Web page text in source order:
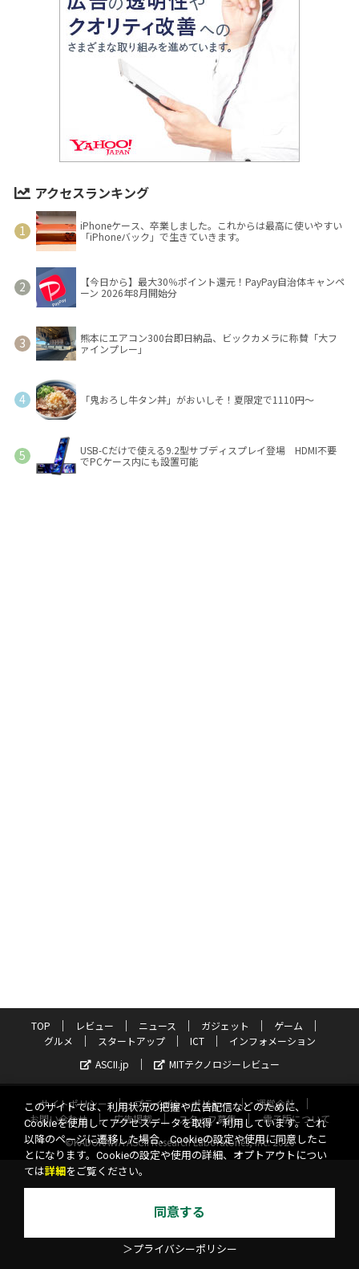
アクセスランキング
iPhoneケース、卒業しました。これからは最高に使いやすい
「iPhoneバック」で生きていきます。
【今日から】最大30％ポイント還元！PayPay自治体キャンペ
ーン 2026年8月開始分
熊本にエアコン300台即日納品、ビックカメラに称賛「大フ
ァインプレー」
「鬼おろし牛タン丼」がおいしそ！夏限定で1110円～
USB-Cだけで使える9.2型サブディスプレイ登場 HDMI不要
でPCケース内にも設置可能
TOP レビュー ニュース ガジェット
ゲーム
グルメ
スタートアップ ICT
インフォメーション
ASCII.jp
MITテクノロジーレビュー
サイトポリシー プライバシーポリシー
運営会社
お問い合わせ
広告掲載 スタッフ募集
電子版について
©KADOKAWA ASCII Research Laboratories, Inc. 2026
このサイトでは、利用状況の把握や広告配信などのために、
Cookieを使用してアクセスデータを取得・利用しています。これ
以降のページに遷移した場合、Cookieの設定や使用に同意したこ
とになります。Cookieの設定や使用の詳細、オプトアウトについ
ては詳細 をご覧ください。
同意する
＞プライバシーポリシー